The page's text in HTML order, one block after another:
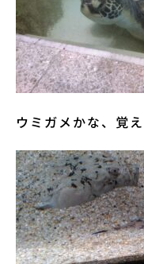
ウミガメかな、覚